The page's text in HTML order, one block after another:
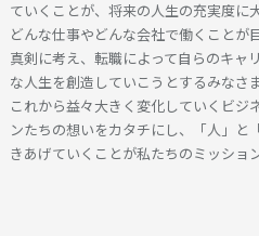
ていくことが、将来の人生の充実度に
どんな仕事やどんな会社で働くことが
真剣に考え、転職によって自らのキャ
な人生を創造していこうとするみなさ
これから益々大きく変化していくビジ
ンたちの想いをカタチにし、「人」と
きあげていくことが私たちのミッション